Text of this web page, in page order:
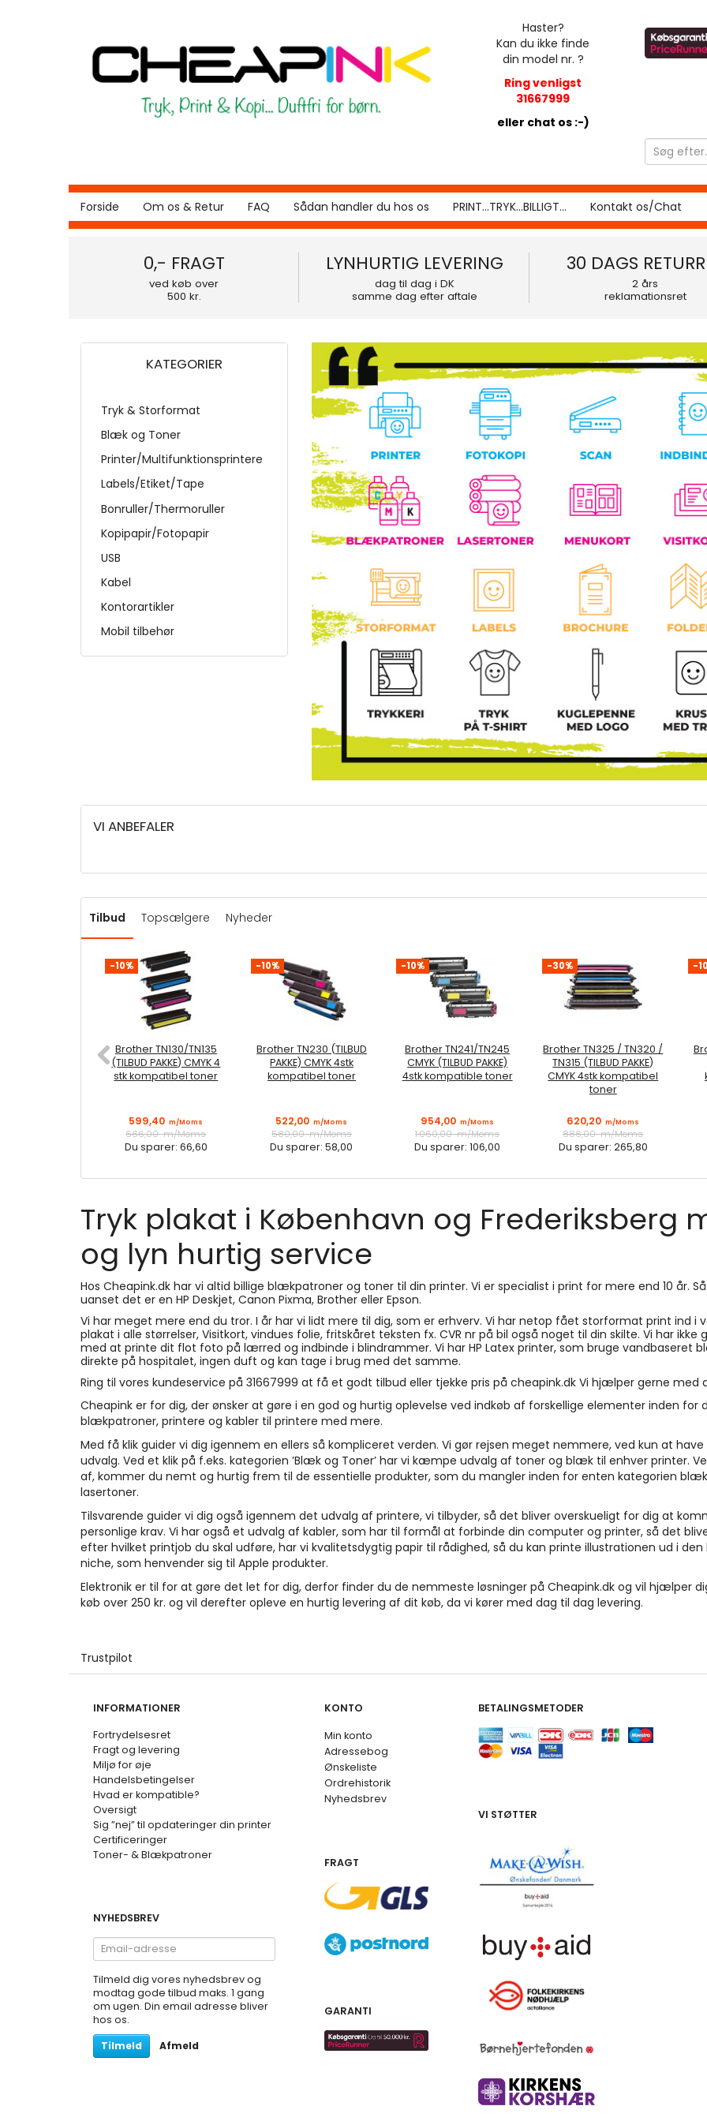
Haster?
Kan du ikke finde
din model nr. ?
Ring venligst
31667999
eller chat os :-)
Forside Om os & Retur FAQ Sådan handler du hos os PRINT...TRYK...BILLIGT... Kontakt os/Chat
0,- FRAGT
ved køb over
500 kr.
LYNHURTIG LEVERING
dag til dag i DK
samme dag efter aftale
30 DAGS
2 års
reklamationsret
KATEGORIER
Tryk & Storformat
Blæk og Toner
Printer/Multifunktionsprintere
Labels/Etiket/Tape
Bonruller/Thermoruller
Kopipapir/Fotopapir
USB
Kabel
Kontorartikler
Mobil tilbehør
VI ANBEFALER
Tilbud Topsælgere Nyheder
-10%
Brother TN130/TN135
(TILBUD PAKKE) CMYK 4
stk kompatibel toner
599,40 m/Moms
666,00m/Moms
Du sparer: 66,60
-10%
Brother TN230 (TILBUD
PAKKE) CMYK 4stk
kompatibel toner
522,00 m/Moms
580,00m/Moms
Du sparer:58,00
-10%
Brother TN241/TN245
CMYK (TILBUD PAKKE)
4stk kompatible toner
954,00 m/Moms
1.060,00m/Moms
Du sparer:106,00
-30%
Brother TN325 / TN320 /
TN315 (TILBUD PAKKE)
CMYK 4stk kompatibel
toner
620,20 m/Moms
886,00m/Moms
Du sparer: 265,80
-
Tryk plakat i København og Frederiksberg
og lyn hurtig service
Hos Cheapink.dk har vi altid billige blækpatroner og toner til din printer. Vi er specialist i print for mere end 10 år.
uanset det er en HP Deskjet, Canon Pixma, Brother eller Epson.
Vi har meget mere end du tror. I år har vi lidt mere til dig, som er erhverv. Vi har netop fået storformat print ind i
plakat i alle størrelser, Visitkort, vindues folie, fritskåret teksten fx. CVR nr på bil også noget til din skilte. Vi har
med at printe dit flot foto på lærred og indbinde i blindrammer. Vi har HP Latex printer, som bruge vandbaseret
direkte på hospitalet, ingen duft og kan tage i brug med det samme.
Ring til vores kundeservice på 31667999 at få et godt tilbud eller tjekke pris på cheapink.dk Vi hjælper gerne
Cheapink er for dig, der ønsker at gøre i en god og hurtig oplevelse ved indkøb af forskellige elementer inden for
blækpatroner, printere og kabler til printere med mere.
Med få klik guider vi dig igennem en ellers så kompliceret verden. Vi gør rejsen meget nemmere, ved kun at
udvalg. Ved et klik på f.eks. kategorien ’Blæk og Toner’ har vi kæmpe udvalg af toner og blæk til enhver printer.
af, kommer du nemt og hurtig frem til de essentielle produkter, som du mangler inden for enten kategorien
lasertoner.
Tilsvarende guider vi dig også igennem det udvalg af printere, vi tilbyder, så det bliver overskueligt for dig at
personlige krav. Vi har også et udvalg af kabler, som har til formål at forbinde din computer og printer, så det
efter hvilket printjob du skal udføre, har vi kvalitetsdygtig papir til rådighed, så du kan printe illustrationen ud i
niche, som henvender sig til Apple produkter.
Elektronik er til for at gøre det let for dig, derfor finder du de nemmeste løsninger på Cheapink.dk og vil hjælper
køb over 250 kr. og vil derefter opleve en hurtig levering af dit køb, da vi kører med dag til dag levering.
Trustpilot
INFORMATIONER
Fortrydelsesret
Fragt og levering
Miljø for øje
Handelsbetingelser
Hvad er kompatible?
Oversigt
Sig ”nej” til opdateringer din printer
Certificeringer
Toner- & Blækpatroner
NYHEDSBREV
Email-
adresse
Tilmeld dig vores nyhedsbrev og
modtag gode tilbud maks. 1 gang
om ugen. Din email adresse bliver
hos os.
Tilmeld
Afmeld
KONTO
Min konto
Adressebog
Ønskeliste
Ordrehistorik
Nyhedsbrev
FRAGT
GARANTI
BETALINGSMETODER
VI STØTTER